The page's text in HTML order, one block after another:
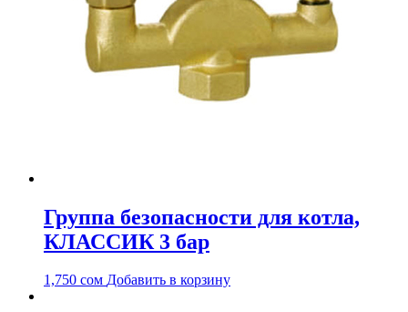
Группа безопасности для котла,
КЛАССИК 3 бар
1,750 сом Добавить в корзину